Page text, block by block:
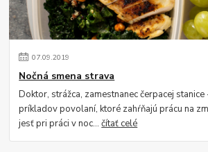
07.09.2019
Nočná smena strava
Doktor, strážca, zamestnanec čerpacej
príkladov povolaní, ktoré zahŕňajú prácu na
jesť pri práci v noc...čítať celé